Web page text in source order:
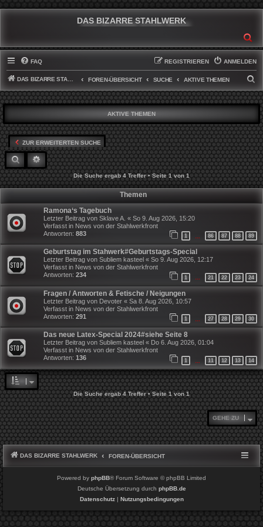
DAS BIZARRE STAHLWERK
FAQ ANMELDEN
REGISTRIEREN
DAS BIZARRE STAHLWERK FOREN-ÜBERSICHT SUCHE AKTIVE THEMEN
U
C
H
E
AKTIVE THEMEN
ZUR ERWEITERTEN SUCHE
SUCHE ERWEITERTE SUCHE
Die Suche ergab 4 Treffer • Seite1von1
Themen
Ramona‘s Tagebuch
Letzter Beitrag von Sklave A. « So 9. Aug 2026, 15:20
Verfasst in News von der Stahlwerkfront
Antworten: 883 1 86 87 88 89
Geburtstag im Stahwerk#Geburtstags-Special
Letzter Beitrag von Subliem kasteel « So 9. Aug 2026, 12:17
Verfasst in News von der Stahlwerkfront
Antworten: 234 1 … 21 22 23 24
Fragen / Antworten & Fetische / Neigungen
Letzter Beitrag von Devoter « Sa 8. Aug 2026, 10:57
Verfasst in News von der Stahlwerkfront
Antworten: 291 1 27 28 29 30
Das neue Latex-Special 2024#siehe Seite 8
Letzter Beitrag von Subliem kasteel « Do 6. Aug 2026, 01:04
Verfasst in News von der Stahlwerkfront
Antworten: 136 1 11 12 13 14
Die Suche ergab 4 Treffer • Seite1von1
GEHE ZU
DAS BIZARRE STAHLWERK FOREN-ÜBERSICHT
Powered by phpBB® Forum Software © phpBB Limited
Deutsche Übersetzung durch phpBB.de
Datenschutz| Nutzungsbedingungen